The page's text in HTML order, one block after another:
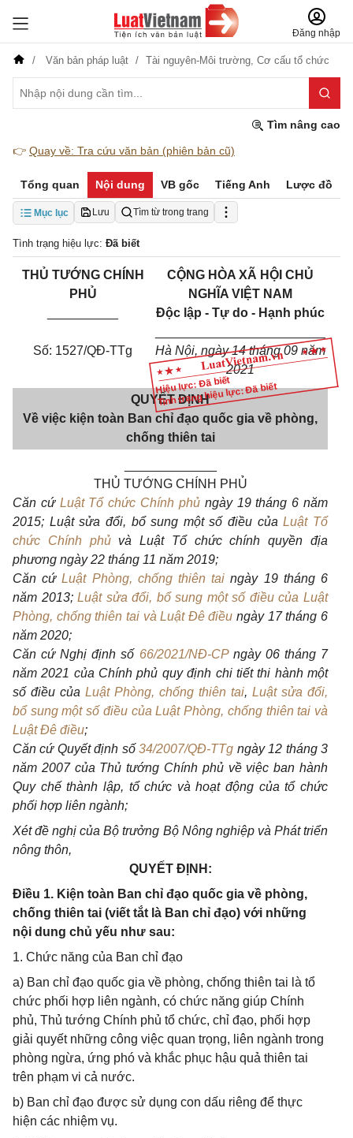
Đăng nhập
Văn bản pháp luật Tài nguyên-Môi trường, Cơ cấu tổ chức
Tìm nâng cao
👉 Quay về: Tra cứu văn bản (phiên bản cũ)
Tổng quan Nội dung VB gốc Tiếng Anh Lược đồ
Mục lục Lưu Tìm từ trong trang
Tình trạng hiệu lực: Đã biết
Hiệu lực: Đã biết
Tình trạng hiệu lực: Đã biết
THỦ TƯỚNG CHÍNH
PHỦ
Số: 1527/QĐ-TTg
CỘNG HÒA XÃ HỘI CHỦ
NGHĨA VIỆT NAM
Độc lập - Tự do - Hạnh phúc
Hà Nội, ngày 14 tháng 09 năm
2021
QUYẾT ĐỊNH
Về việc kiện toàn Ban chỉ đạo quốc gia về phòng,
chống thiên tai
THỦ TƯỚNG CHÍNH PHỦ
Căn cứ Luật Tổ chức Chính phủngày 19 tháng 6 năm
2015; Luật sửa đổi, bổ sung một số điều củaLuật Tổ
chức Chính phủvà Luật Tổ chức chính quyền địa
phương ngày 22 tháng 11 năm 2019;
Căn cứ Luật Phòng, chống thiên tai ngày 19 tháng 6
năm 2013;Luật sửa đổi, bổ sung một số điều của Luật
Phòng, chống thiên tai và Luật Đê điều ngày 17 tháng 6
năm 2020;
Căn cứ Nghị định số 66/2021/NĐ-CPngày 06 tháng 7
năm 2021 của Chính phủ quy định chi tiết thi hành một
số điều của Luật Phòng, chống thiên tai, Luật sửa đổi,
bổ sung một số điều của Luật Phòng, chống thiên tai và
Luật Đê điều;
Căn cứ Quyết định số34/2007/QĐ-TTg ngày 12 tháng 3
năm 2007 của Thủ tướng Chính phủ về việc ban hành
Quy chế thành lập, tổ chức và hoạt động của tổ chức
phối hợp liên ngành;
Xét đề nghị của Bộ trưởng Bộ Nông nghiệp và Phát triển
nông thôn,
QUYẾT ĐỊNH:
Điều 1. Kiện toàn Ban chỉ đạo quốc gia về phòng,
chống thiên tai (viết tắt là Ban chỉ đạo) với những
nội dung chủ yếu như sau:
1. Chức năng của Ban chỉ đạo
a) Ban chỉ đạo quốc gia về phòng, chống thiên tai là tổ
chức phối hợp liên ngành, có chức năng giúp Chính
phủ, Thủ tướng Chính phủ tổ chức, chỉ đạo, phối hợp
giải quyết những công việc quan trọng, liên ngành trong
phòng ngừa, ứng phó và khắc phục hậu quả thiên tai
trên phạm vi cả nước.
b) Ban chỉ đạo được sử dụng con dấu riêng để thực
hiện các nhiệm vụ.